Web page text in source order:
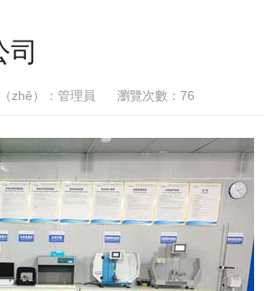
司
zhě）：管理員 瀏覽次數： 76